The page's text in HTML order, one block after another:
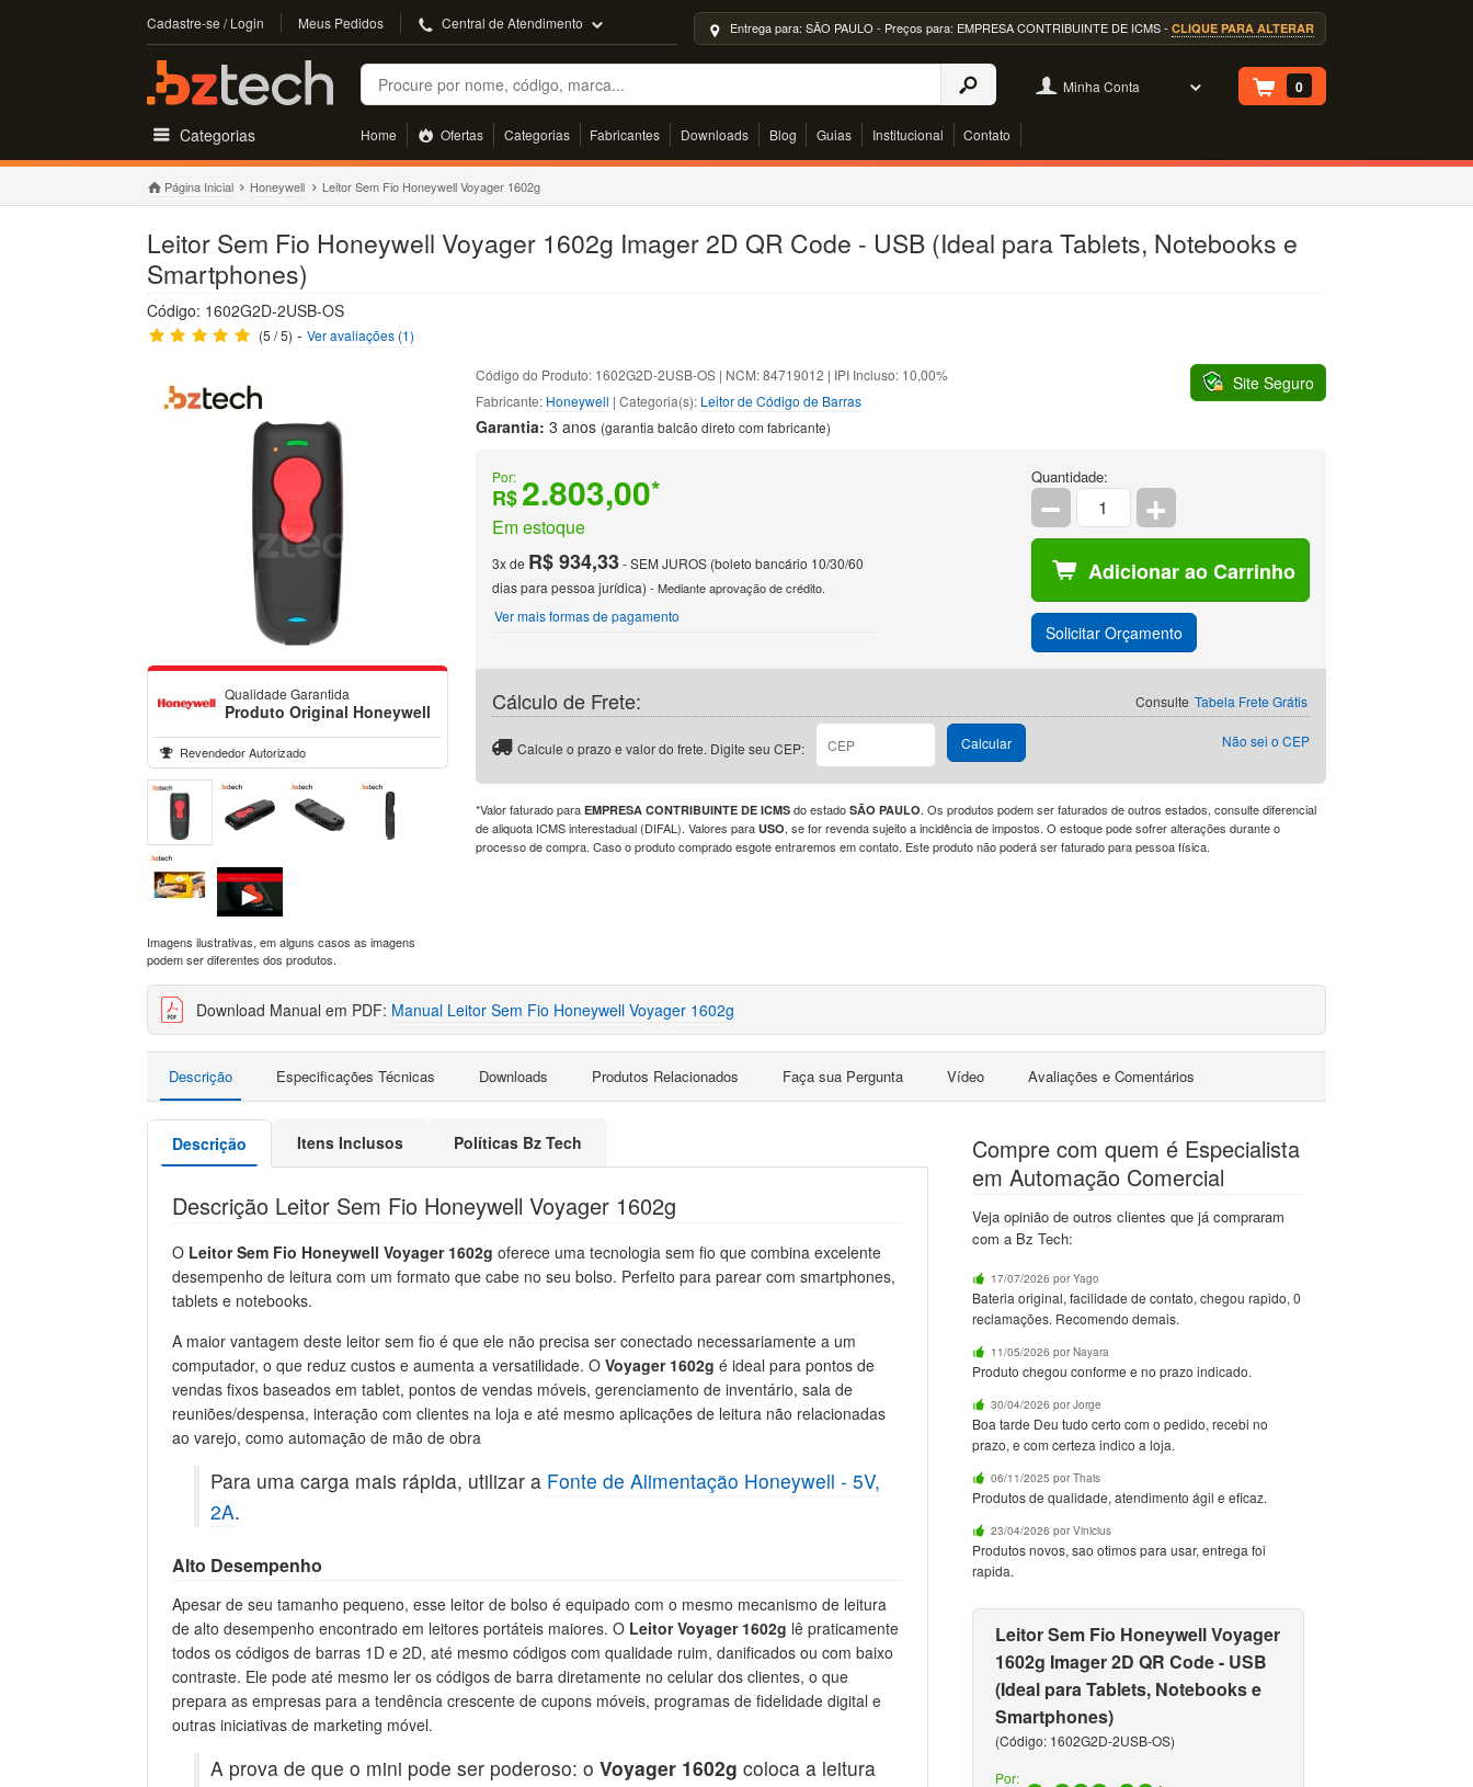
Cadastre-se / Login Meus Pedidos Central de Atendimento Entrega para: SÃO PAULO - Preços para: EMPRESA CONTRIBUINTE DE ICMS - CLIQUE PARA ALTERAR
Buscar
Minha Conta 0
Categorias Home Ofertas Categorias Fabricantes Downloads Blog Guias Institucional Contato
Página Inicial Honeywell Leitor Sem Fio Honeywell Voyager 1602g
Leitor Sem Fio Honeywell Voyager 1602g Imager 2D QR Code - USB (Ideal para Tablets, Notebooks e
Smartphones)
Código: 1602G2D-2USB-OS
(5 / 5) -Ver avaliações (1)
Site Seguro
Qualidade Garantida
Produto Original Honeywell
Revendedor Autorizado
►
Imagens ilustrativas, em alguns casos as imagens
podem ser diferentes dos produtos.
Código do Produto: 1602G2D-2USB-OS | NCM: 84719012 | IPI Incluso: 10,00%
Fabricante: Honeywell | Categoria(s): Leitor de Código de Barras
Garantia:3 anos (garantia balcão direto com fabricante)
Por:
R$2.803,00*
Em estoque
3x de R$ 934,33- SEM JUROS (boleto bancário 10/30/60
dias para pessoa jurídica) - Mediante aprovação de crédito.
Ver mais formas de pagamento
Quantidade:
Adicionar ao Carrinho
Solicitar Orçamento
Consulte Tabela Frete Grátis
Cálculo de Frete:
Calcule o prazo e valor do frete. Digite seu CEP: Calcular Não sei o CEP
*Valor faturado paraEMPRESA CONTRIBUINTE DE ICMS do estadoSÃO PAULO. Os produtos podem ser faturados de outros estados, consulte diferencial
de aliquota ICMS interestadual (DIFAL). Valores paraUSO, se for revenda sujeito a incidência de impostos. O estoque pode sofrer alterações durante o
processo de compra. Caso o produto comprado esgote entraremos em contato. Este produto não poderá ser faturado para pessoa física.
Download Manual em PDF: Manual Leitor Sem Fio Honeywell Voyager 1602g
Descrição Especificações Técnicas Downloads Produtos Relacionados Faça sua Pergunta Vídeo Avaliações e Comentários
Descrição Itens Inclusos Políticas Bz Tech
Descrição Leitor Sem Fio Honeywell Voyager 1602g
O Leitor Sem Fio Honeywell Voyager 1602g oferece uma tecnologia sem fio que combina excelente
desempenho de leitura com um formato que cabe no seu bolso. Perfeito para parear com smartphones,
tablets e notebooks.
A maior vantagem deste leitor sem fio é que ele não precisa ser conectado necessariamente a um
computador, o que reduz custos e aumenta a versatilidade. OVoyager 1602g é ideal para pontos de
vendas fixos baseados em tablet, pontos de vendas móveis, gerenciamento de inventário, sala de
reuniões/despensa, interação com clientes na loja e até mesmo aplicações de leitura não relacionadas
ao varejo, como automação de mão de obra
Para uma carga mais rápida, utilizar a Fonte de Alimentação Honeywell - 5V,
2A.
Alto Desempenho
Apesar de seu tamanho pequeno, esse leitor de bolso é equipado com o mesmo mecanismo de leitura
de alto desempenho encontrado em leitores portáteis maiores. O Leitor Voyager 1602g lê praticamente
todos os códigos de barras 1D e 2D, até mesmo códigos com qualidade ruim, danificados ou com baixo
contraste. Ele pode até mesmo ler os códigos de barra diretamente no celular dos clientes, o que
prepara as empresas para a tendência crescente de cupons móveis, programas de fidelidade digital e
outras iniciativas de marketing móvel.
A prova de que o mini pode ser poderoso: oVoyager 1602g coloca a leitura
Compre com quem é Especialista
em Automação Comercial
Veja opinião de outros clientes que já compraram
com a Bz Tech:
17/07/2026 por Yago
Bateria original, facilidade de contato, chegou rapido, 0
reclamações. Recomendo demais.
11/05/2026 por Nayara
Produto chegou conforme e no prazo indicado.
30/04/2026 por Jorge
Boa tarde Deu tudo certo com o pedido, recebi no
prazo, e com certeza indico a loja.
06/11/2025 por Thais
Produtos de qualidade, atendimento ágil e eficaz.
23/04/2026 por Vinicius
Produtos novos, sao otimos para usar, entrega foi
rapida.
Leitor Sem Fio Honeywell Voyager
1602g Imager 2D QR Code - USB
(Ideal para Tablets, Notebooks e
Smartphones)
(Código: 1602G2D-2USB-OS)
Por: